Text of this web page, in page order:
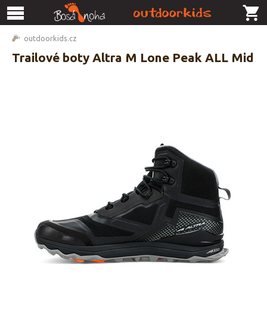
outdoorkids.cz
Trailové boty Altra M Lone Peak ALL Mid